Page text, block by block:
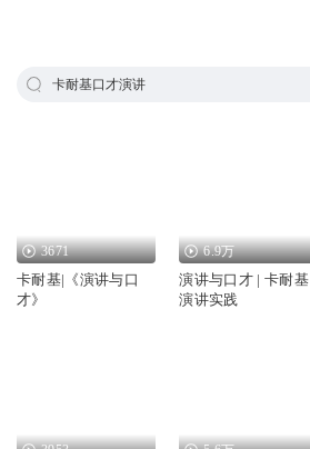
卡耐基口才演讲
3671
卡耐基|《演讲与口
才》
6.9万
演讲与口才 | 卡耐基
演讲实践